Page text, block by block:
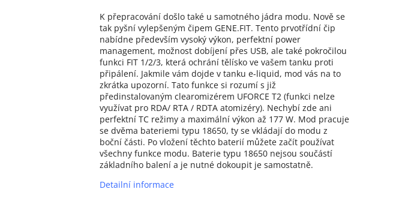
K přepracování došlo také u samotného jádra modu. Nově se
tak pyšní vylepšeným čipem GENE.FIT. Tento prvotřídní čip
nabídne především vysoký výkon, perfektní power
management, možnost dobíjení přes USB, ale také pokročilou
funkci FIT 1/2/3, která ochrání tělísko ve vašem tanku proti
připálení. Jakmile vám dojde v tanku e-liquid, mod vás na to
zkrátka upozorní. Tato funkce si rozumí s již
předinstalovaným clearomizérem UFORCE T2 (funkci nelze
využívat pro RDA/ RTA / RDTA atomizéry). Nechybí zde ani
perfektní TC režimy a maximální výkon až 177 W. Mod pracuje
se dvěma bateriemi typu 18650, ty se vkládají do modu z
boční části. Po vložení těchto baterií můžete začít používat
všechny funkce modu. Baterie typu 18650 nejsou součástí
základního balení a je nutné dokoupit je samostatně.
Detailní informace